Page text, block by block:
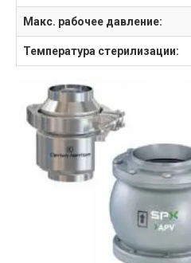
Макс. рабочее давление:
Температура стерилизации: